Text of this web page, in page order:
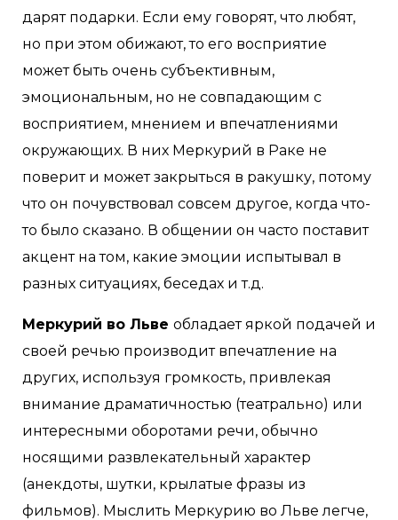
дарят подарки. Если ему говорят, что любят,
но при этом обижают, то его восприятие
может быть очень субъективным,
эмоциональным, но не совпадающим с
восприятием, мнением и впечатлениями
окружающих. В них Меркурий в Раке не
поверит и может закрыться в ракушку, потому
что он почувствовал совсем другое, когда что-
то было сказано. В общении он часто поставит
акцент на том, какие эмоции испытывал в
разных ситуациях, беседах и т.д.
Меркурий во Льве обладает яркой подачей и
своей речью производит впечатление на
других, используя громкость, привлекая
внимание драматичностью (театрально) или
интересными оборотами речи, обычно
носящими развлекательный характер
(анекдоты, шутки, крылатые фразы из
фильмов). Мыслить Меркурию во Льве легче,